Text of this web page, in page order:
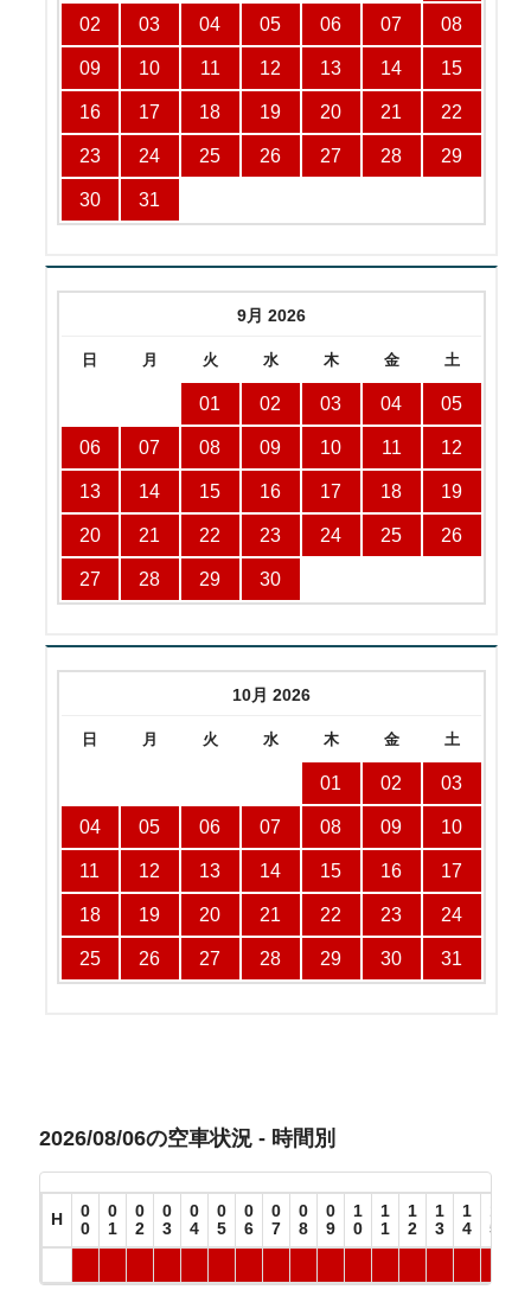
02 03 04 05 06 07 08
09 10 11 12 13 14 15
16 17 18 19 20 21 22
23 24 25 26 27 28 29
30 31
9月 2026
日 月 火 水 木 金 土
01 02 03 04 05
06 07 08 09 10 11 12
13 14 15 16 17 18 19
20 21 22 23 24 25 26
27 28 29 30
10月 2026
日 月 火 水 木 金 土
01 02 03
04 05 06 07 08 09 10
11 12 13 14 15 16 17
18 19 20 21 22 23 24
25 26 27 28 29 30 31
2026/08/06の空車状況 - 時間別
H
0
0
0
1
0
2
0
3
0
4
0
5
0
6
0
7
0
8
0
9
1
0
1
1
1
2
1
3
1
4
1
5